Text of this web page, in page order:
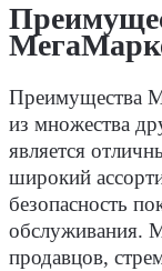
Преимущества
из множества
является
широкий
безопасность
обслуживания.
продавцов,